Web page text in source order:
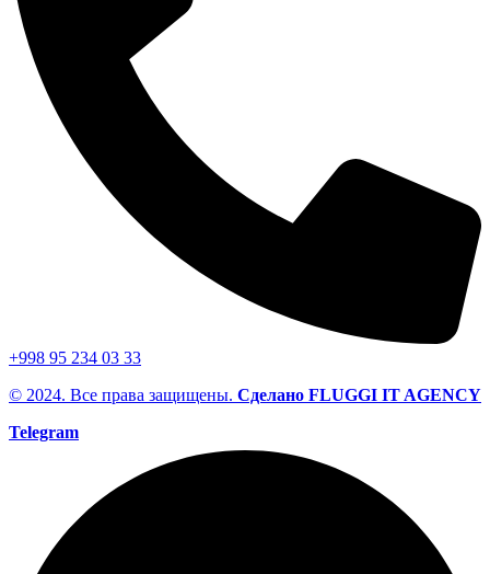
+998 95 234 03 33
© 2024. Все права защищены. Сделано FLUGGI IT AGENCY
Telegram